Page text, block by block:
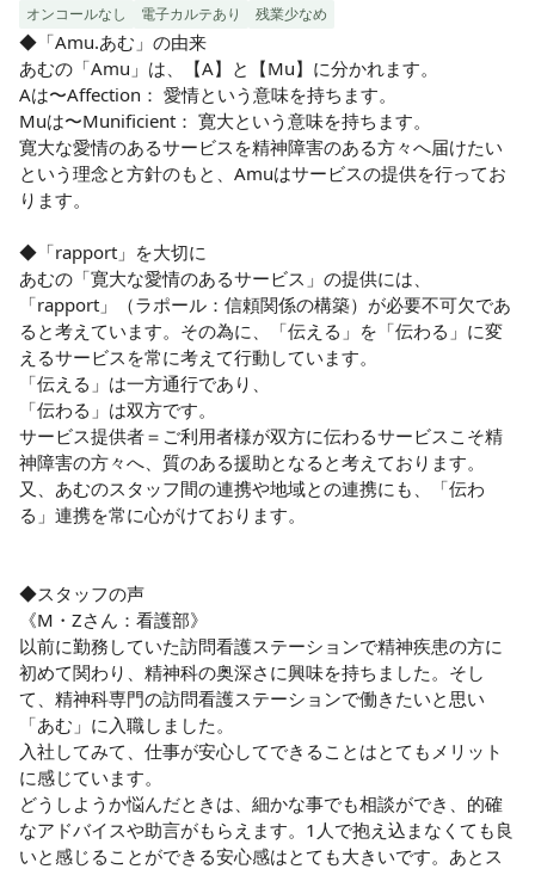
オンコールなし 電子カルテあり 残業少なめ
◆「Amu.あむ」の由来
あむの「Amu」は、【A】と【Mu】に分かれます。
Aは〜Affection： 愛情という意味を持ちます。
Muは〜Munificient： 寛大という意味を持ちます。
寛大な愛情のあるサービスを精神障害のある方々へ届けたい
という理念と方針のもと、Amuはサービスの提供を行ってお
ります。
◆「rapport」を大切に
あむの「寛大な愛情のあるサービス」の提供には、
「rapport」（ラポール：信頼関係の構築）が必要不可欠であ
ると考えています。その為に、「伝える」を「伝わる」に変
えるサービスを常に考えて行動しています。
「伝える」は一方通行であり、
「伝わる」は双方です。
サービス提供者＝ご利用者様が双方に伝わるサービスこそ精
神障害の方々へ、質のある援助となると考えております。
又、あむのスタッフ間の連携や地域との連携にも、「伝わ
る」連携を常に心がけております。
◆スタッフの声
《M・Zさん：看護部》
以前に勤務していた訪問看護ステーションで精神疾患の方に
初めて関わり、精神科の奥深さに興味を持ちました。そし
て、精神科専門の訪問看護ステーションで働きたいと思い
「あむ」に入職しました。
入社してみて、仕事が安心してできることはとてもメリット
に感じています。
どうしようか悩んだときは、細かな事でも相談ができ、的確
なアドバイスや助言がもらえます。1人で抱え込まなくても良
いと感じることができる安心感はとても大きいです。あとス